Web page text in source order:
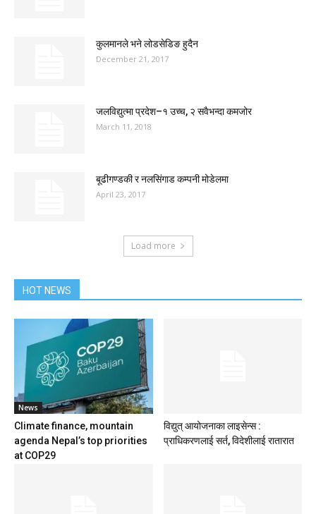
कुलमानले भने लोडसेडिङ हुदैन
December 21, 2017
जलविद्युत्मा प्रदेश–१ उच्च, २ सवैभन्दा कमजोर
March 11, 2018
बूढीगण्डकी र नलसिंगाड कम्पनी मोडेलमा
April 23, 2017
Load more
HOT NEWS
News
Climate finance, mountain
agenda Nepal’s top priorities
at COP29
विद्युत् आयोजनाका लाइसेन्स :
प्राधिकरणलाई सर्त, विदेशीलाई रातारात